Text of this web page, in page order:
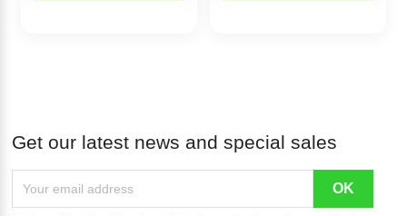
Get our latest news and special sales